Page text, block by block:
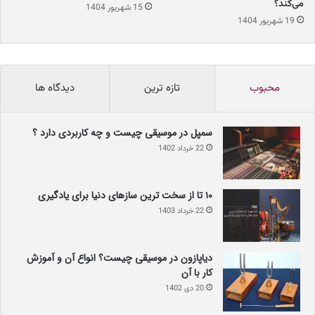
استفاده قرار می‌گیرد.
جالب است بدانید که در سال ۱۹۸۳، Universal Audio با جداسازی برند
آن را بر عهده دارد.
بازگشت Universal Audio
تنها در دنیای موسیقی بود که تجهیزات خاصی را تولید نمی‌کرد و
می‌کند؟
19 شهریور 1404
15 شهریور 1404
محبوب تازه ترین دیدگاه ها
سمپل در موسیقی چیست و چه کاربردی دارد ؟
22 خرداد 1402
۱۰ تا از سخت ترین سازهای دنیا برای یادگیری
22 خرداد 1403
دیاپازون در موسیقی چیست؟ انواع آن و آموزش
کار با آن
20 دی 1402